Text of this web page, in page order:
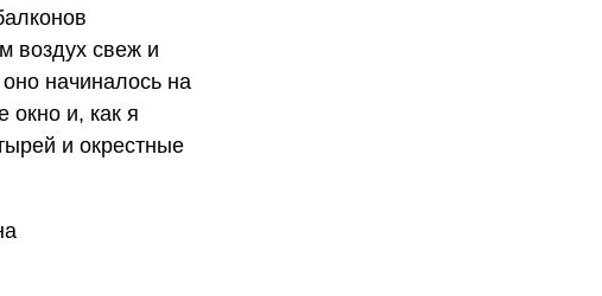
воздух свеж и
начиналось на
окно и, как я
и окрестные